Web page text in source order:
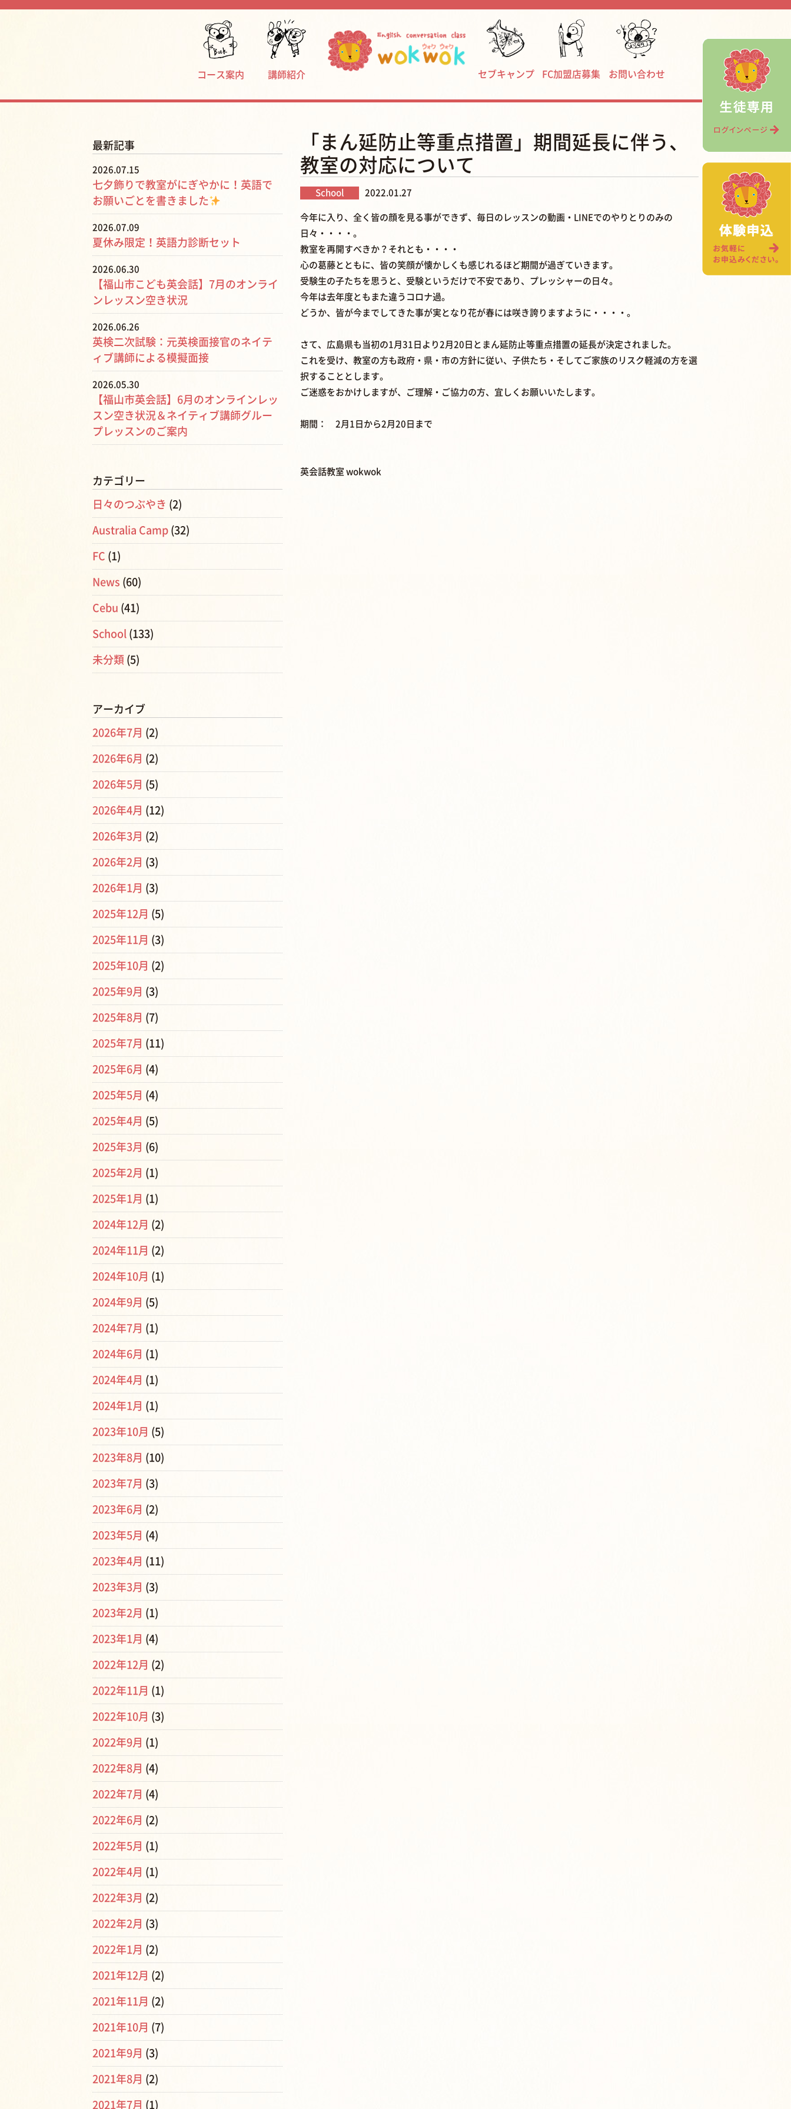
コース案内 講師紹介 セブキャンプ FC加盟店募集 お問い合わせ
「まん延防止等重点措置」期間延長に伴う、
教室の対応について
School 2022.01.27
今年に入り、全く皆の顔を見る事ができず、毎日のレッスンの動画・LINEでのやりとりのみの
日々・・・・。
教室を再開すべきか？それとも・・・・
心の葛藤とともに、皆の笑顔が懐かしくも感じれるほど期間が過ぎていきます。
受験生の子たちを思うと、受験というだけで不安であり、プレッシャーの日々。
今年は去年度ともまた違うコロナ過。
どうか、皆が今までしてきた事が実となり花が春には咲き誇りますように・・・・。
さて、広島県も当初の1月31日より2月20日とまん延防止等重点措置の延長が決定されました。
これを受け、教室の方も政府・県・市の方針に従い、子供たち・そしてご家族のリスク軽減の方を選
択することとします。
ご迷惑をおかけしますが、ご理解・ご協力の方、宜しくお願いいたします。
期間： 2月1日から2月20日まで
英会話教室 wokwok
最新記事
2026.07.15
七夕飾りで教室がにぎやかに！英語で
お願いごとを書きました
2026.07.09
夏休み限定！英語力診断セット
2026.06.30
【福山市こども英会話】7月のオンライ
ンレッスン空き状況
2026.06.26
英検二次試験：元英検面接官のネイテ
ィブ講師による模擬面接
2026.05.30
【福山市英会話】6月のオンラインレッ
スン空き状況＆ネイティブ講師グルー
プレッスンのご案内
カテゴリー
日々のつぶやき (2)
Australia Camp (32)
FC (1)
News (60)
Cebu (41)
School (133)
未分類 (5)
アーカイブ
2026年7月 (2)
2026年6月 (2)
2026年5月 (5)
2026年4月 (12)
2026年3月 (2)
2026年2月 (3)
2026年1月 (3)
2025年12月 (5)
2025年11月 (3)
2025年10月 (2)
2025年9月 (3)
2025年8月 (7)
2025年7月 (11)
2025年6月 (4)
2025年5月 (4)
2025年4月 (5)
2025年3月 (6)
2025年2月 (1)
2025年1月 (1)
2024年12月 (2)
2024年11月 (2)
2024年10月 (1)
2024年9月 (5)
2024年7月 (1)
2024年6月 (1)
2024年4月 (1)
2024年1月 (1)
2023年10月 (5)
2023年8月 (10)
2023年7月 (3)
2023年6月 (2)
2023年5月 (4)
2023年4月 (11)
2023年3月 (3)
2023年2月 (1)
2023年1月 (4)
2022年12月 (2)
2022年11月 (1)
2022年10月 (3)
2022年9月 (1)
2022年8月 (4)
2022年7月 (4)
2022年6月 (2)
2022年5月 (1)
2022年4月 (1)
2022年3月 (2)
2022年2月 (3)
2022年1月 (2)
2021年12月 (2)
2021年11月 (2)
2021年10月 (7)
2021年9月 (3)
2021年8月 (2)
2021年7月 (1)